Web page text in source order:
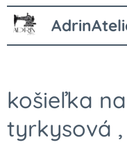
košieľka
tyrkysová